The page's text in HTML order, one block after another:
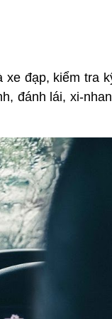
xe đạp, kiểm tra
đánh lái, xi-